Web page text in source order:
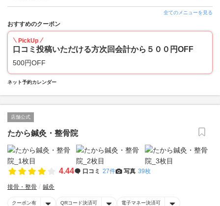
全てのメニューを見る
おすすめのクーポン
PickUp
口コミ投稿いただける方次回会計から５００円OFF
500円OFF
ネット予約カレンダー
店舗公式
たから鍼灸・整骨院
4.44 口コミ 27件 写真 39枚
接骨・整骨 鍼灸
クーポン有 QRコード決済可 電子マネー決済可